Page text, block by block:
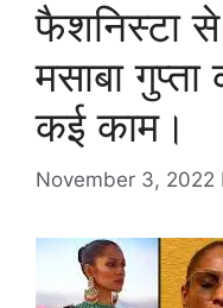
फैशनिस्टा
मसाबा
कई काम।
November 3, 2022